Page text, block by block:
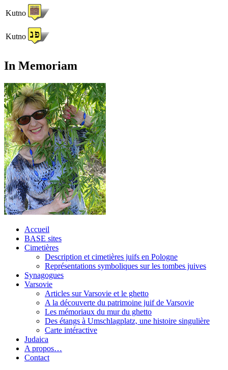
Kutno
Kutno
In Memoriam
Accueil
BASE sites
Cimetières
Description et cimetières juifs en Pologne
Représentations symboliques sur les tombes juives
Synagogues
Varsovie
Articles sur Varsovie et le ghetto
A la découverte du patrimoine juif de Varsovie
Les mémoriaux du mur du ghetto
Des étangs à Umschlagplatz, une histoire singulière
Carte intéractive
Judaica
A propos…
Contact